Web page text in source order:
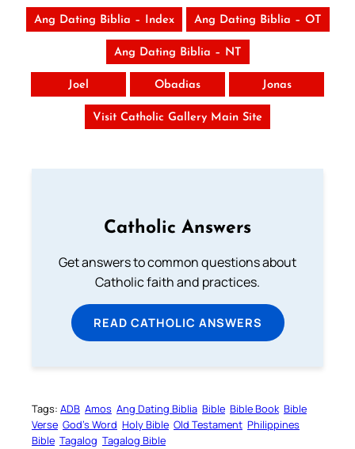
Ang Dating Biblia – Index Ang Dating Biblia – OT
Ang Dating Biblia – NT
Joel Obadias Jonas
Visit Catholic Gallery Main Site
Catholic Answers
Get answers to common questions about
Catholic faith and practices.
READ CATHOLIC ANSWERS
Tags: ADB Amos Ang Dating Biblia Bible Bible Book Bible
Verse God’s Word Holy Bible Old Testament Philippines
Bible Tagalog Tagalog Bible